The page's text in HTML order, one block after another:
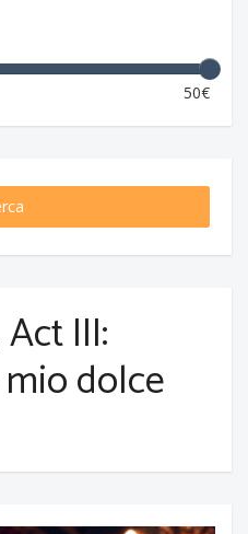
50€
Act III:
dolce